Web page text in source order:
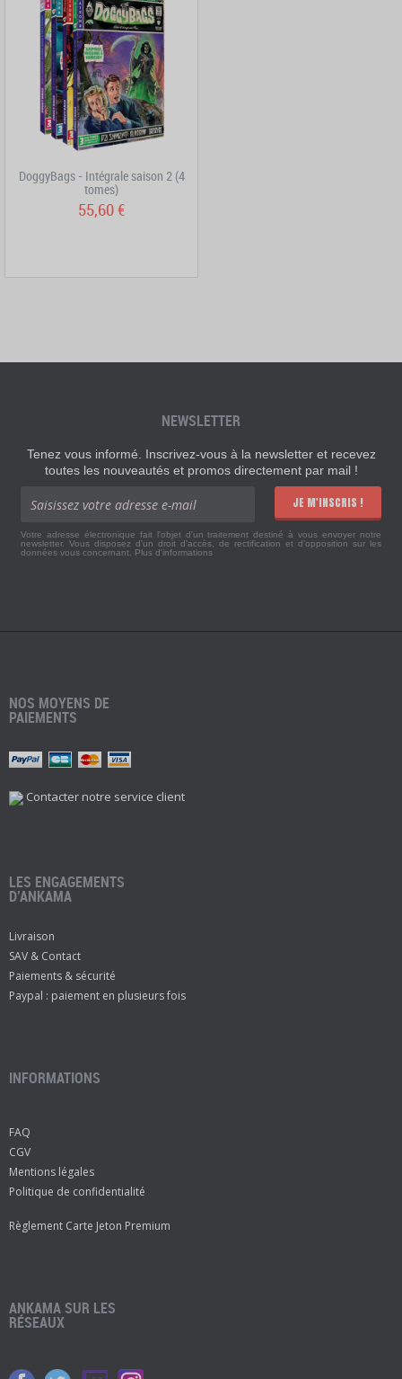
DoggyBags - Intégrale saison 2 (4
tomes)
55,60 €
NEWSLETTER
Tenez vous informé. Inscrivez-vous à la newsletter et recevez
toutes les nouveautés et promos directement par mail !
JE M'INSCRIS !
Votre adresse électronique fait l'objet d'un traitement destiné à vous envoyer notre
newsletter. Vous disposez d'un droit d'accès, de rectification et d'opposition sur les
données vous concernant. Plus d'informations
NOS MOYENS DE
PAIEMENTS
Contacter notre service client
LES ENGAGEMENTS
D’ANKAMA
Livraison
SAV & Contact
Paiements & sécurité
Paypal : paiement en plusieurs fois
INFORMATIONS
FAQ
CGV
Mentions légales
Politique de confidentialité
Règlement Carte Jeton Premium
ANKAMA SUR LES
RÉSEAUX